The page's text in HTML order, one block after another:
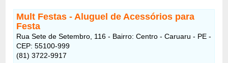
Mult Festas - Aluguel de Acessórios para
Festa
Rua Sete de Setembro, 116 - Bairro: Centro - Caruaru - PE -
CEP: 55100-999
(81) 3722-9917